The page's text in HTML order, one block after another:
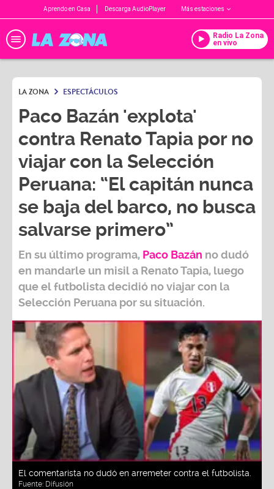
Aprendo en Casa Descarga AudioPlayer Más estaciones
Radio La Zona
en vivo
LA ZONA ESPECTÁCULOS
Paco Bazán 'explota'
contra Renato Tapia por no
viajar con la Selección
Peruana: “El capitán nunca
se baja del barco, no busca
salvarse primero”
En su último programa, Paco Bazán no dudó
en mandarle un misil a Renato Tapia, luego
que el futbolista decidió no viajar con la
Selección Peruana por su situación.
El comentarista no dudó en arremeter contra el futbolista.
Fuente: Difusión